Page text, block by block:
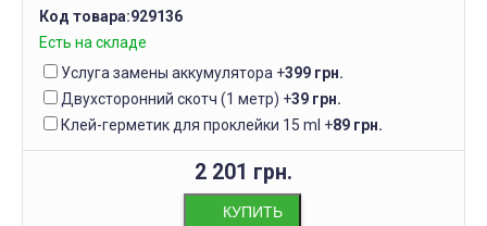
Код товара:929136
Есть на складе
Услуга замены аккумулятора +399 грн.
Двухсторонний скотч (1 метр) +39 грн.
Клей-герметик для проклейки 15 ml +89 грн.
2 201 грн.
КУПИТЬ